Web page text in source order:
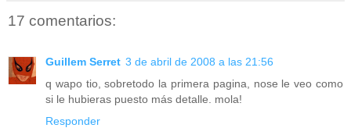
17 comentarios:
Guillem Serret 3 de abril de 2008 a las 21:56
q wapo tio, sobretodo la primera pagina, nose le veo como
si le hubieras puesto más detalle. mola!
Responder